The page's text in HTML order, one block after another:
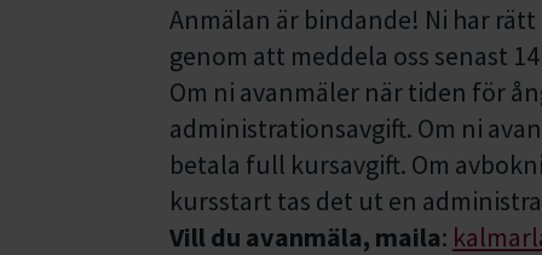
Anmälan är bindande! Ni har
genom att meddela oss senast
Om ni avanmäler när tiden för
administrationsavgift. Om ni
betala full kursavgift. Om
kursstart tas det ut en
Vill du avanmäla, maila: